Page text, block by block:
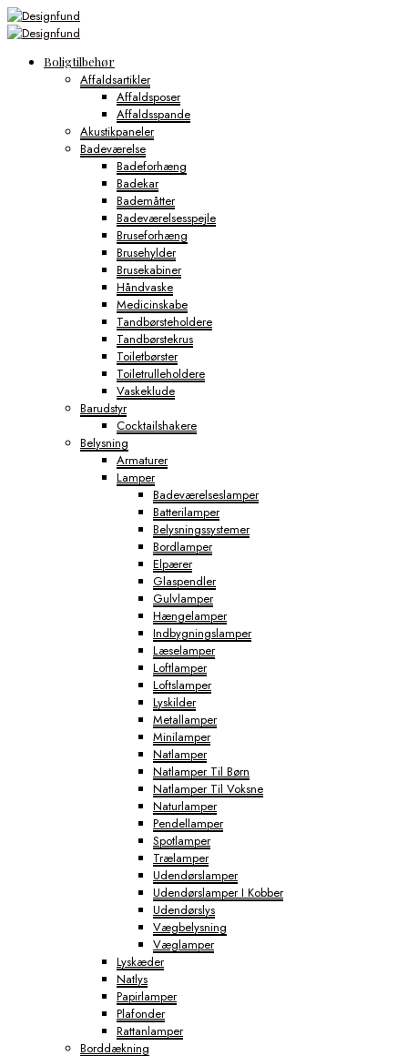
Boligtilbehør
Affaldsartikler
Affaldsposer
Affaldsspande
Akustikpaneler
Badeværelse
Badeforhæng
Badekar
Bademåtter
Badeværelsesspejle
Bruseforhæng
Brusehylder
Brusekabiner
Håndvaske
Medicinskabe
Tandbørsteholdere
Tandbørstekrus
Toiletbørster
Toiletrulleholdere
Vaskeklude
Barudstyr
Cocktailshakere
Belysning
Armaturer
Lamper
Badeværelseslamper
Batterilamper
Belysningssystemer
Bordlamper
Elpærer
Glaspendler
Gulvlamper
Hængelamper
Indbygningslamper
Læselamper
Loftlamper
Loftslamper
Lyskilder
Metallamper
Minilamper
Natlamper
Natlamper Til Børn
Natlamper Til Voksne
Naturlamper
Pendellamper
Spotlamper
Trælamper
Udendørslamper
Udendørslamper I Kobber
Udendørslys
Vægbelysning
Væglamper
Lyskæder
Natlys
Papirlamper
Plafonder
Rattanlamper
Borddækning